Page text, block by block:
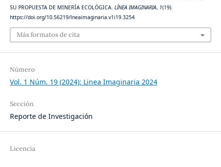
SU PROPUESTA DE MINERÍA ECOLÓGICA. LÍNEA IMAGINARIA, 1(19).
https://doi.org/10.56219/lneaimaginaria.v1i19.3254
Más formatos de cita
Número
Vol. 1 Núm. 19 (2024): Linea Imaginaria 2024
Sección
Reporte de Investigación
Licencia